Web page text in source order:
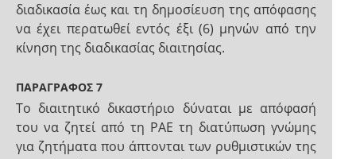
διαδικασία έως και τη δημοσίευση της απόφασης
να έχει περατωθεί εντός έξι (6) μηνών από την
κίνηση της διαδικασίας διαιτησίας.
ΠΑΡΑΓΡΑΦΟΣ 7
Το διαιτητικό δικαστήριο δύναται με απόφασή
του να ζητεί από τη ΡΑΕ τη διατύπωση γνώμης
για ζητήματα που άπτονται των ρυθμιστικών της